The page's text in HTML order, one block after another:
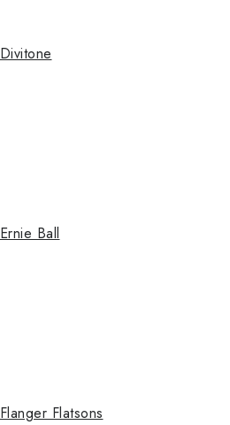
Divitone
Ernie Ball
Flanger Flatsons